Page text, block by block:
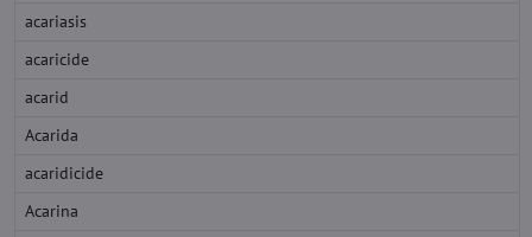
acariasis
acaricide
acarid
Acarida
acaridicide
Acarina